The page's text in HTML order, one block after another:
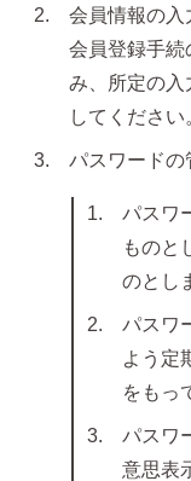
ピアスホール完成
インスタライブで
商品レビューを
なでしこピアスの使
使いにくい所を、赤
読み物を見る
会員情報の入
会員登録手続
み、所定の入
してください
パスワードの
パスワ
ものと
のとし
パスワ
よう定
をもっ
パスワ
意思表